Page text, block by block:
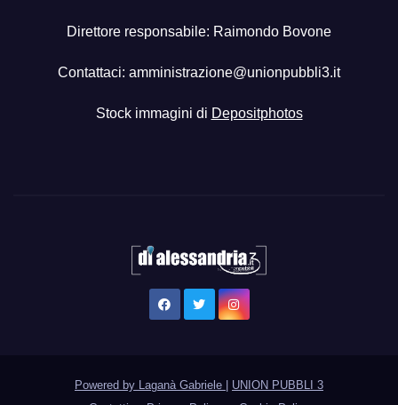
Direttore responsabile: Raimondo Bovone
Contattaci: amministrazione@unionpubbli3.it
Stock immagini di Depositphotos
Powered by Laganà Gabriele
UNION PUBBLI 3